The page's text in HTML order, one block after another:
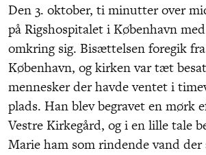
Den 3. oktober, ti minutter over
på Rigshospitalet i København
omkring sig. Bisættelsen foregik
København, og kirken var tæt
mennesker der havde ventet i
plads. Han blev begravet en mørk
Vestre Kirkegård, og i en lille tale
Marie ham som rindende vand